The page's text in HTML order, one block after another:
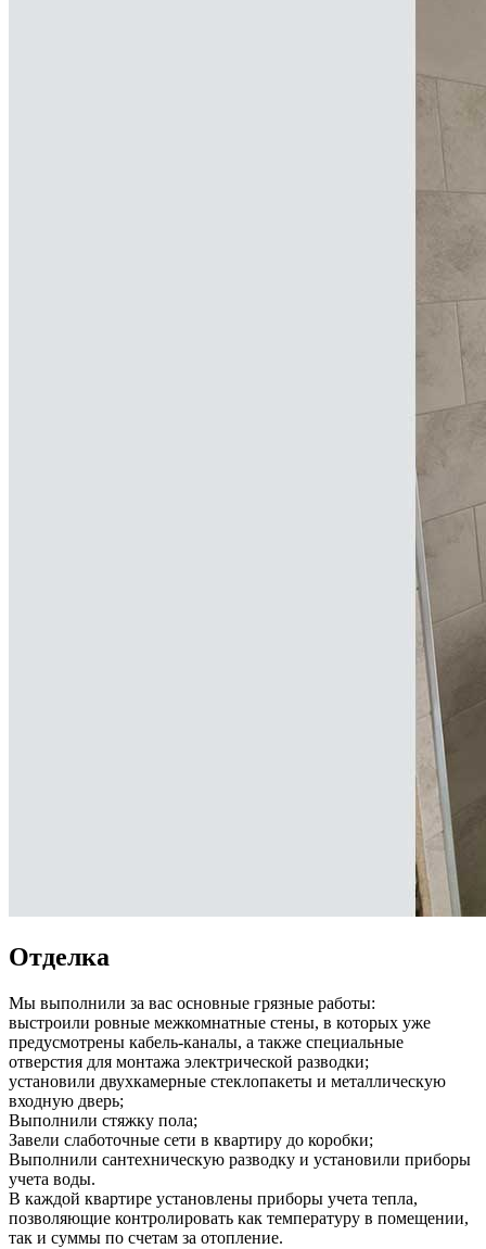
Отделка
Мы выполнили за вас основные грязные работы:
выстроили ровные межкомнатные стены, в которых уже
предусмотрены кабель-каналы, а также специальные
отверстия для монтажа электрической разводки;
установили двухкамерные стеклопакеты и металлическую
входную дверь;
Выполнили стяжку пола;
Завели слаботочные сети в квартиру до коробки;
Выполнили сантехническую разводку и установили приборы
учета воды.
В каждой квартире установлены приборы учета тепла,
позволяющие контролировать как температуру в помещении,
так и суммы по счетам за отопление.